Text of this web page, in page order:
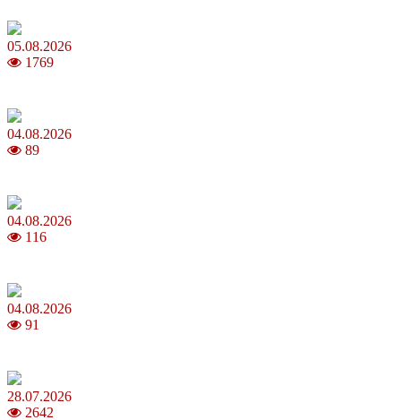
05.08.2026
1769
04.08.2026
89
04.08.2026
116
04.08.2026
91
28.07.2026
2642